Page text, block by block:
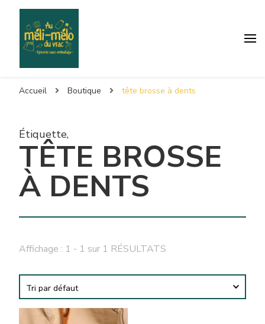
Accueil Boutique tête brosse à dents
Étiquette,
TÊTE BROSSE
À DENTS
Affichage : 1 - 1 sur 1 RÉSULTATS